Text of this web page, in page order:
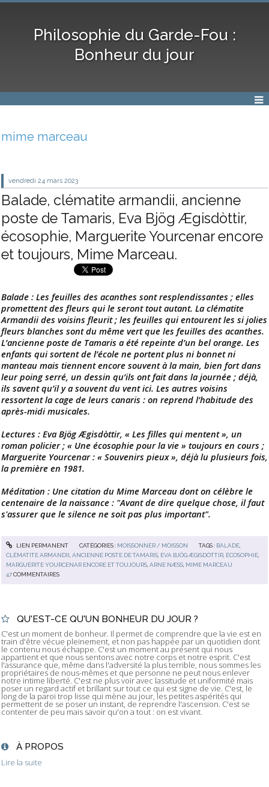
Philosophie du Garde-Fou :
Bonheur du jour
mime marceau
vendredi 24 mars 2023
Balade, clématite armandii, ancienne
poste de Tamaris, Eva Bjög Ægisdòttir,
écosophie, Marguerite Yourcenar encore
et toujours, Mime Marceau.
Balade : Les feuilles des acanthes sont resplendissantes ; elles
promettent des fleurs qui le seront tout autant. La clématite
Armandii des voisins fleurit ; les feuilles qui entourent les si jolies
fleurs blanches sont du même vert que les feuilles des acanthes.
L’ancienne poste de Tamaris a été repeinte d’un bel orange. Les
enfants qui sortent de l’école ne portent plus ni bonnet ni
manteau mais tiennent encore souvent à la main, bien fort dans
leur poing serré, un dessin qu’ils ont fait dans la journée ; déjà,
ils savent qu’il y a souvent du vent ici. Les autres voisins
ressortent la cage de leurs canaris : on reprend l’habitude des
après-midi musicales.
Lectures : Eva Bjög Ægisdòttir, « Les filles qui mentent », un
roman policier ; « Une écosophie pour la vie » toujours en cours ;
Marguerite Yourcenar : « Souvenirs pieux », déjà lu plusieurs fois,
la première en 1981.
Méditation : Une citation du Mime Marceau dont on célèbre le
centenaire de la naissance : "Avant de dire quelque chose, il faut
s'assurer que le silence ne soit pas plus important".
LIEN PERMANENT CATÉGORIES : MOISSONNER / MOISSON TAGS : BALADE
CLÉMATITE ARMANDII ,ANCIENNE POSTE DE TAMARIS EVA BJÖG ÆGISDÒTTIR ÉCOSOPHIE
MARGUERITE YOURCENAR ENCORE ET TOUJOURS ,ARNE NÆSS MIME MARCEAU
47COMMENTAIRES
QU'EST-CE QU'UN BONHEUR DU JOUR ?
C'est un moment de bonheur. Il permet de comprendre que la vie est en
train d'être vécue pleinement, et non pas happée par un quotidien dont
le contenu nous échappe. C'est un moment au présent qui nous
appartient et que nous sentons avec notre corps et notre esprit. C'est
l'assurance que, même dans l'adversité la plus terrible, nous sommes les
propriétaires de nous-mêmes et que personne ne peut nous enlever
notre intime liberté. C'est ne plus voir avec lassitude et uniformité mais
poser un regard actif et brillant sur tout ce qui est signe de vie. C'est, le
long de la paroi trop lisse qui mène au jour, les petites aspérités qui
permettent de se poser un instant, de reprendre l'ascension. C'est se
contenter de peu mais savoir qu'on a tout : on est vivant.
À PROPOS
Lire la suite